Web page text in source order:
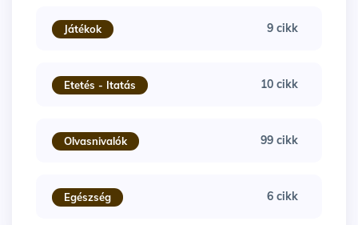
Játékok 9 cikk
Etetés - Itatás 10 cikk
Olvasnivalók 99 cikk
Egészség 6 cikk